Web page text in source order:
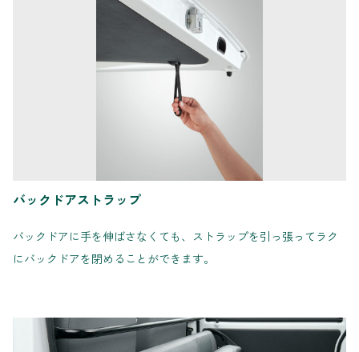
バックドアストラップ
バックドアに手を伸ばさなくても、ストラップを引っ張ってラク
にバックドアを閉めることができます。